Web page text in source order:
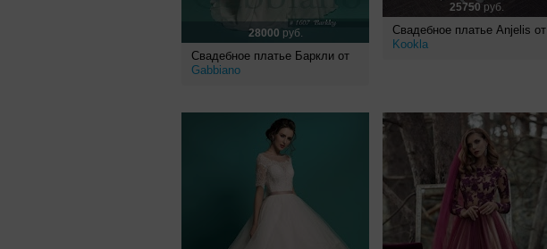
28000 руб.
Свадебное платье Баркли от
Gabbiano
25750 руб.
Свадебное платье Anjelis от
Kookla